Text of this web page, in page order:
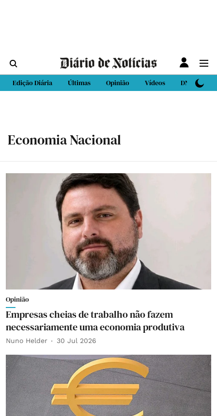
Edição Diária Últimas Opinião Vídeos DN Sport
Economia Nacional
Opinião
Empresas cheias de trabalho não fazem
necessariamente uma economia produtiva
Nuno Helder 30 Jul 2026